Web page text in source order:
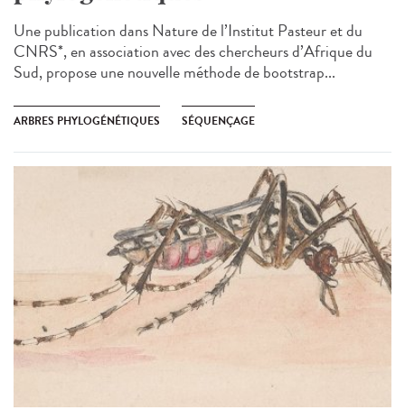
Une publication dans Nature de l’Institut Pasteur et du
CNRS*, en association avec des chercheurs d’Afrique du
Sud, propose une nouvelle méthode de bootstrap...
ARBRES PHYLOGÉNÉTIQUES SÉQUENÇAGE